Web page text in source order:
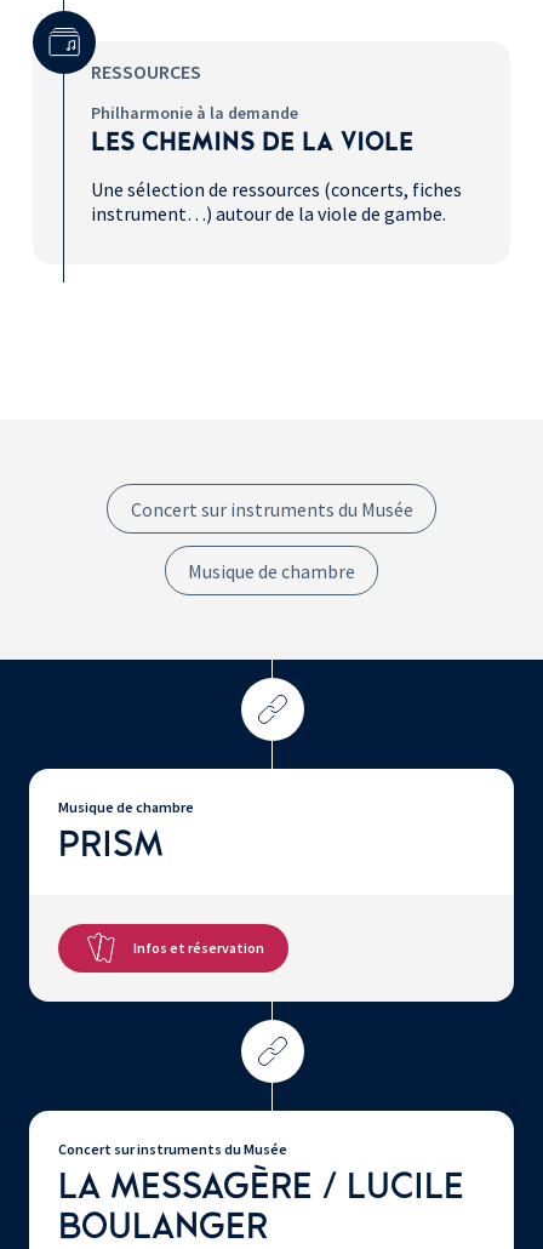
RESSOURCES
Surtitre
Philharmonie à la demande
LES CHEMINS DE LA VIOLE
Description
Une sélection de ressources (concerts, fiches
instrument…) autour de la viole de gambe.
Concert sur instruments du Musée
Musique de chambre
Musique de chambre
PRISM
Infos et réservation
Concert sur instruments du Musée
LA MESSAGÈRE / LUCILE
BOULANGER